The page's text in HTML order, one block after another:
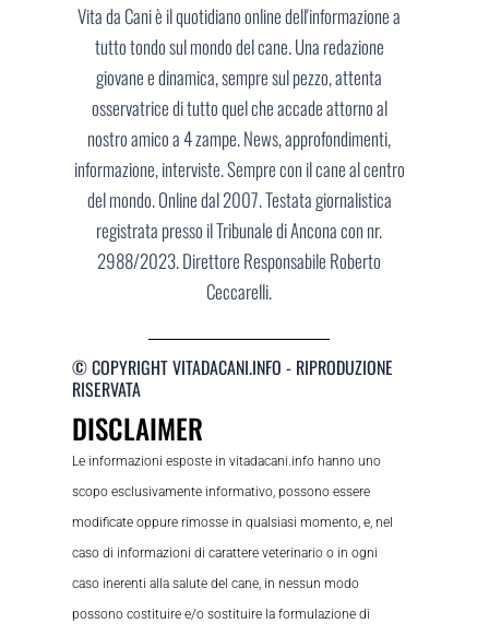
Vita da Cani è il quotidiano online dell'informazione a
tutto tondo sul mondo del cane. Una redazione
giovane e dinamica, sempre sul pezzo, attenta
osservatrice di tutto quel che accade attorno al
nostro amico a 4 zampe. News, approfondimenti,
informazione, interviste. Sempre con il cane al centro
del mondo. Online dal 2007. Testata giornalistica
registrata presso il Tribunale di Ancona con nr.
2988/2023. Direttore Responsabile Roberto
Ceccarelli.
© COPYRIGHT VITADACANI.INFO - RIPRODUZIONE
RISERVATA
DISCLAIMER
Le informazioni esposte in vitadacani.info hanno uno
scopo esclusivamente informativo, possono essere
modificate oppure rimosse in qualsiasi momento, e, nel
caso di informazioni di carattere veterinario o in ogni
caso inerenti alla salute del cane, in nessun modo
possono costituire e/o sostituire la formulazione di